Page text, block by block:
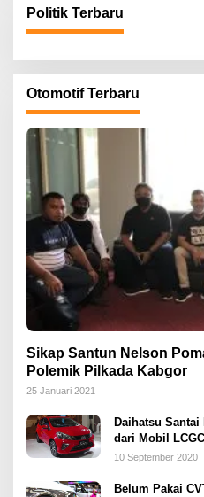
Politik Terbaru
Otomotif Terbaru
Sikap Santun Nelson
Polemik Pilkada Kabgor
25 Januari 2021
Daihatsu
dari Mobil LCGC
10 September 2020
Belum Pakai